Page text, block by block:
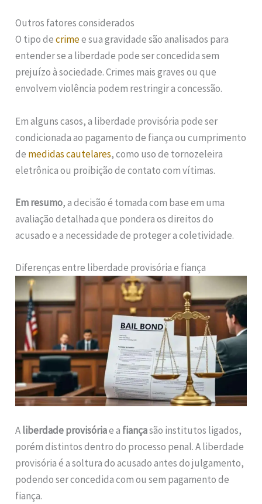
Outros fatores considerados
O tipo decrimee sua gravidade são analisados para
entender se a liberdade pode ser concedida sem
prejuízo à sociedade. Crimes mais graves ou que
envolvem violência podem restringir a concessão.
Em alguns casos, a liberdade provisória pode ser
condicionada ao pagamento de fiança ou cumprimento
de medidas cautelares, como uso de tornozeleira
eletrônica ou proibição de contato com vítimas.
Em resumo, a decisão é tomada com base em uma
avaliação detalhada que pondera os direitos do
acusado e a necessidade de proteger a coletividade.
Diferenças entre liberdade provisória e fiança
Aliberdade provisóriae a fiançasão institutos ligados,
porém distintos dentro do processo penal. A liberdade
provisória é a soltura do acusado antes do julgamento,
podendo ser concedida com ou sem pagamento de
fiança.